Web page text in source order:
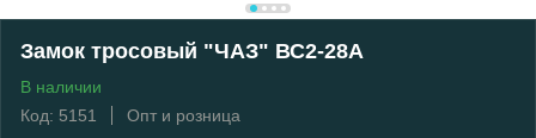
Замок тросовый "ЧАЗ" ВС2-28А
В наличии
Код: 5151
Опт и розница